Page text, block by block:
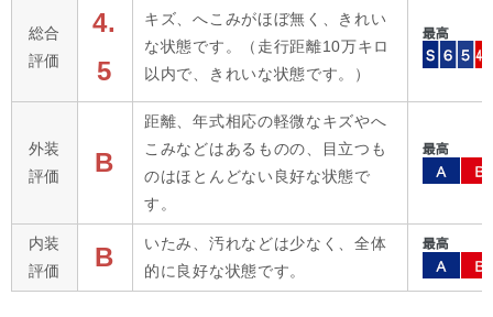
総合
評価
4.
5
キズ、へこみがほぼ無く、きれい
な状態です。（走行距離10万キロ
以内で、きれいな状態です。）
外装
評価
B
距離、年式相応の軽微なキズやへ
こみなどはあるものの、目立つも
のはほとんどない良好な状態で
す。
内装
評価
B
いたみ、汚れなどは少なく、全体
的に良好な状態です。